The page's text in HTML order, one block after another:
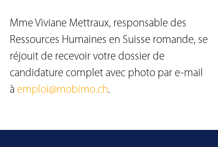
Mme Viviane Mettraux, responsable des
Ressources Humaines en Suisse romande, se
réjouit de recevoir votre dossier de
candidature complet avec photo par e-mail
à emploi@mobimo.ch.